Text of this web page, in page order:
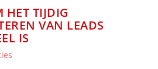
HET TIJDIG
VAN LEADS
IS